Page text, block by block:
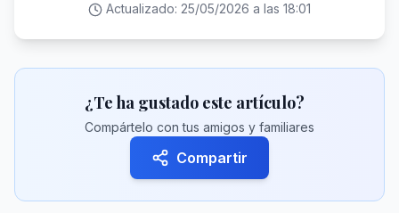
Actualizado: 25/05/2026 a las 18:01
¿Te ha gustado este artículo?
Compártelo con tus amigos y familiares
Compartir